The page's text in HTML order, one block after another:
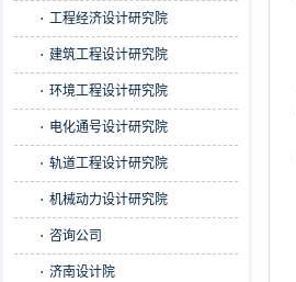
工程经济设计研究院
建筑工程设计研究院
环境工程设计研究院
电化通号设计研究院
轨道工程设计研究院
机械动力设计研究院
咨询公司
济南设计院